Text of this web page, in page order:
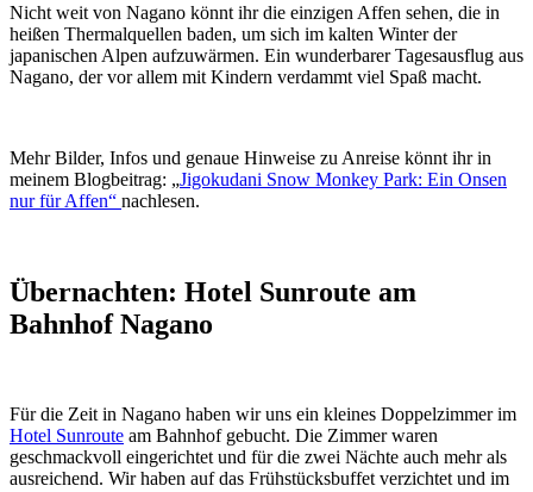
Nicht weit von Nagano könnt ihr die einzigen Affen sehen, die in
heißen Thermalquellen baden, um sich im kalten Winter der
japanischen Alpen aufzuwärmen. Ein wunderbarer Tagesausflug aus
Nagano, der vor allem mit Kindern verdammt viel Spaß macht.
Mehr Bilder, Infos und genaue Hinweise zu Anreise könnt ihr in
meinem Blogbeitrag: „Jigokudani Snow Monkey Park: Ein Onsen
nur für Affen“ nachlesen.
Übernachten: Hotel Sunroute am
Bahnhof Nagano
Für die Zeit in Nagano haben wir uns ein kleines Doppelzimmer im
Hotel Sunroute am Bahnhof gebucht. Die Zimmer waren
geschmackvoll eingerichtet und für die zwei Nächte auch mehr als
ausreichend. Wir haben auf das Frühstücksbuffet verzichtet und im